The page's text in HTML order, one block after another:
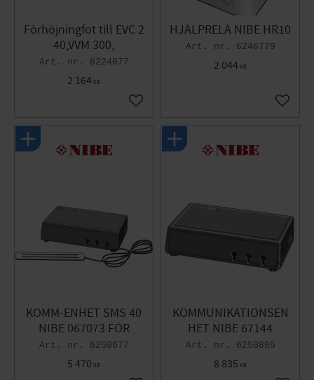
Förhöjningfot till EVC 2
40,VVM 300,
6224077
2 164 KR
Gem som favorit
HJÄLPRELÄ NIBE HR10
6246779
2 044 KR
Gem
KOMM-ENHET SMS 40
NIBE 067073 FÖR
6250677
5 470 KR
KOMMUNIKATIONSEN
HET NIBE 67144
6250805
8 835 KR